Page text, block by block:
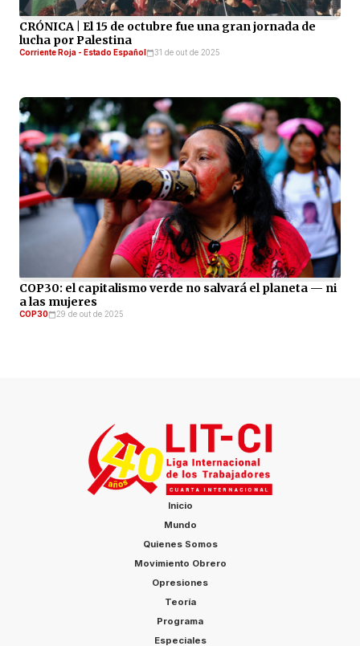
CRÓNICA | El 15 de octubre fue una gran jornada de
lucha por Palestina
Corriente Roja - Estado Español 31 de out de 2025
COP30: el capitalismo verde no salvará el planeta — ni
a las mujeres
COP30 29 de out de 2025
Inicio
Mundo
Quienes Somos
Movimiento Obrero
Opresiones
Teoría
Programa
Especiales